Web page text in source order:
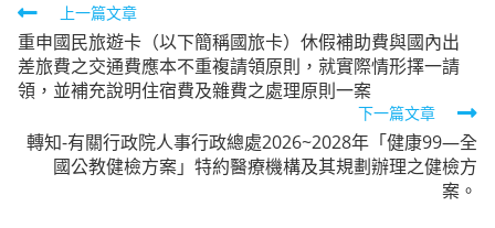
Read
more
articles
上一篇文章
重申國民旅遊卡（以下簡稱國旅卡）休假補助費與國內出
差旅費之交通費應本不重複請領原則，就實際情形擇一請
領，並補充說明住宿費及雜費之處理原則一案
下一篇文章
轉知-有關行政院人事行政總處2026~2028年「健康99—全
國公教健檢方案」特約醫療機構及其規劃辦理之健檢方
案。